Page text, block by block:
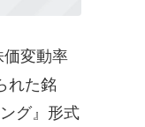
変動率
れた銘
グ』形式